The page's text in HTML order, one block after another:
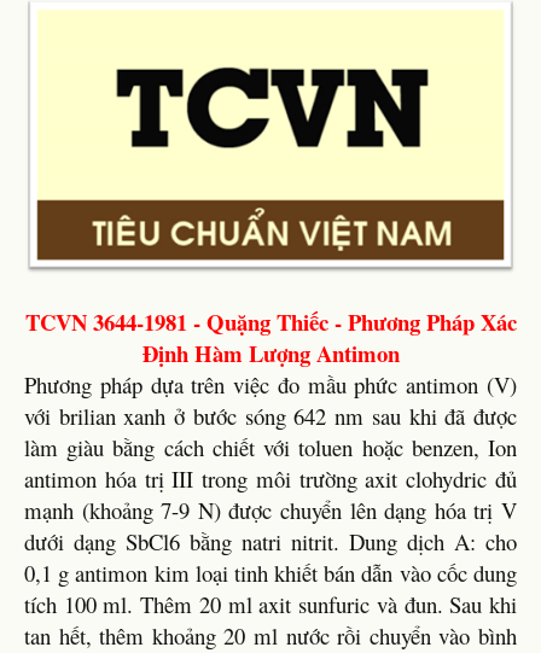
TCVN 3644-1981 - Quặng Thiếc - Phương Pháp Xác
Định Hàm Lượng Antimon
Phương pháp dựa trên việc đo mầu phức antimon (V)
với brilian xanh ở bước sóng 642 nm sau khi đã được
làm giàu bằng cách chiết với toluen hoặc benzen, Ion
antimon hóa trị III trong môi trường axit clohydric đủ
mạnh (khoảng 7-9 N) được chuyển lên dạng hóa trị V
dưới dạng SbCl6 bằng natri nitrit. Dung dịch A: cho
0,1 g antimon kim loại tinh khiết bán dẫn vào cốc dung
tích 100 ml. Thêm 20 ml axit sunfuric và đun. Sau khi
tan hết, thêm khoảng 20 ml nước rồi chuyển vào bình